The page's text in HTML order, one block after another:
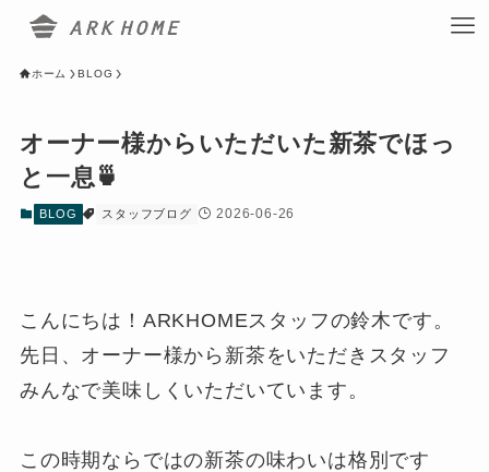
ホーム BLOG
オーナー様からいただいた新茶でほっ
と一息🍵
BLOG スタッフブログ 2026-06-26
こんにちは！ARKHOMEスタッフの鈴木です。
先日、オーナー様から新茶をいただきスタッフ
みんなで美味しくいただいています。
この時期ならではの新茶の味わいは格別です